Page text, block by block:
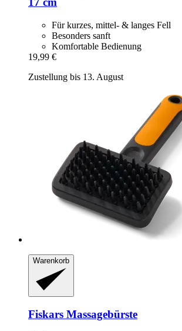
Für kurzes, mittel- & langes Fell
Besonders sanft
Komfortable Bedienung
19,99 €
Zustellung bis 13. August
Warenkorb
Fiskars Massagebürste